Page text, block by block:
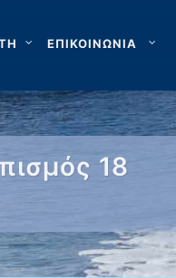
ΕΠΙΚΟΙΝΩΝΙΑ
18